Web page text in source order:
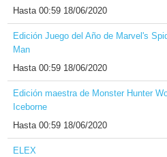
Hasta00:59 18/06/2020
Edición Juego del Año de Marvel's
Man
Hasta00:59 18/06/2020
Edición maestra de Monster Hunter
Iceborne
Hasta00:59 18/06/2020
ELEX